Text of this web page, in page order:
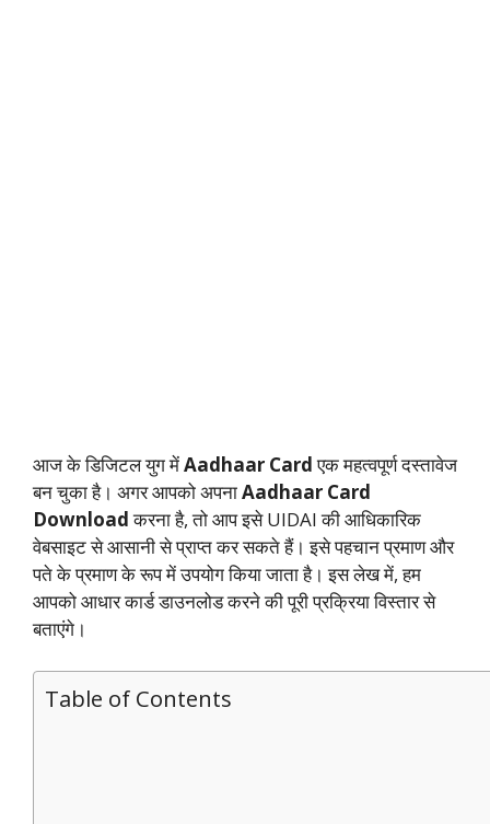
आज के डिजिटल युग मेंAadhaar Cardएक महत्वपूर्ण दस्तावेज
बन चुका है। अगर आपको अपनाAadhaar Card
Downloadकरना है, तो आप इसे UIDAI की आधिकारिक
वेबसाइट से आसानी से प्राप्त कर सकते हैं। इसे पहचान प्रमाण और
पते के प्रमाण के रूप में उपयोग किया जाता है। इस लेख में, हम
आपको आधार कार्ड डाउनलोड करने की पूरी प्रक्रिया विस्तार से
बताएंगे।
Table of Contents